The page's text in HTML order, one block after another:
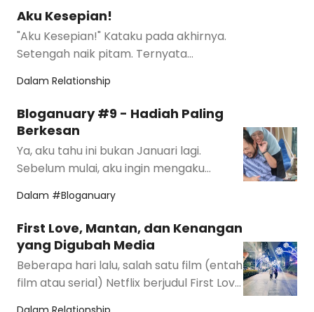
Aku Kesepian!
"Aku Kesepian!" Kataku pada akhirnya.
Setengah naik pitam. Ternyata
bua…
Dalam Relationship
Bloganuary #9 - Hadiah Paling
Berkesan
Ya, aku tahu ini bukan Januari lagi.
Sebelum mulai, aku ingin mengaku
berhenti menu…
Dalam #Bloganuary
First Love, Mantan, dan Kenangan
yang Digubah Media
Beberapa hari lalu, salah satu film (entah
film atau serial) Netflix berjudul First Love